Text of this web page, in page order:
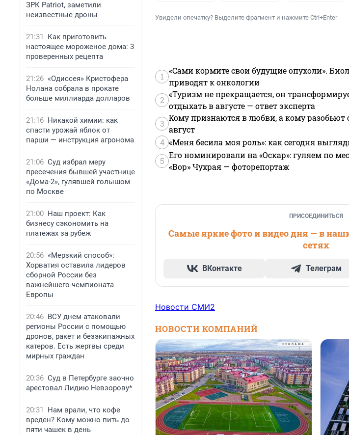
ЗРК Patriot, заметили
неизвестные дроны
21:31
Как приготовить
настоящее мороженое дома: 3
проверенных рецепта
21:26 «Одиссея» Кристофера
Нолана собрала в прокате
больше миллиарда долларов
21:16 Никакой химии: как
спасти урожай яблок от
парши — инструкция агронома
21:06 Суд избрал меру
пресечения бывшей участнице
«Дома-2», гулявшей голышом
по Москве
21:00 Наш проект: Как
бизнесу сэкономить на
платежах за рубеж
20:56 «Мерзкий способ»:
Хорватия оставила лидеров
сборной России без
важнейшего чемпионата
Европы
20:46 ВСУ днем атаковали
регионы России с помощью
дронов, ракет и безэкипажных
катеров. Есть жертвы среди
мирных граждан
20:36 Суд в Петербурге заочно
арестовал Лидию Невзорову*
20:31
Нам врали, что кофе
вреден? Кому можно пить до
пяти чашек в день
Увидели опечатку? Выделите фрагмент и нажмите Ctrl+Enter
1
«Сами кормите свои будущие опухоли».
приводят к онкологии
2
«Туризм не прекращается, он
отдыхать в августе — ответ эксперта
3
Кому признаются в любви, а кому разобьют
август
4 «Меня бесила моя роль»: как сегодня
5
Его номинировали на «Оскар»: гуляем по
«Вор» Чухрая — фоторепортаж
ПРИСОЕДИНИТЬСЯ
Самые яркие фото и видео дня — в
сетях
ВКонтакте Телеграм
Новости СМИ2
НОВОСТИ КОМПАНИЙ